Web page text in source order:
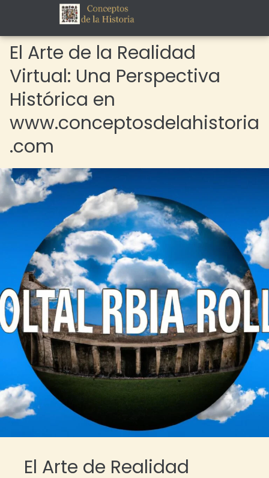
El Arte de la Realidad
Virtual: Una Perspectiva
Histórica en
www.conceptosdelahistoria
.com
El Arte de Realidad